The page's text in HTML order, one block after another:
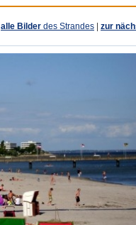
alle Bilder des Strandes zur